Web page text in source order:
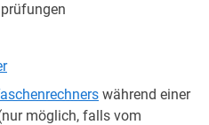
während einer
möglich, falls vom